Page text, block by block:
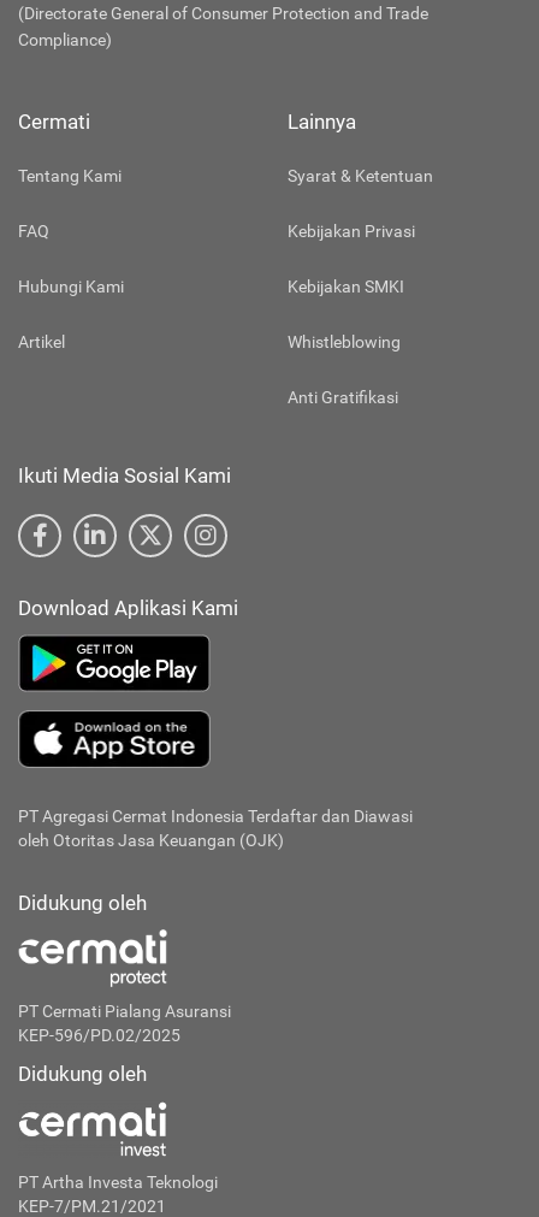
(Directorate General of Consumer Protection and Trade
Compliance)
Cermati
Tentang Kami
FAQ
Hubungi Kami
Artikel
Lainnya
Syarat & Ketentuan
Kebijakan Privasi
Kebijakan SMKI
Whistleblowing
Anti Gratifikasi
Ikuti Media Sosial Kami
Download Aplikasi Kami
PT Agregasi Cermat Indonesia Terdaftar dan Diawasi
oleh Otoritas Jasa Keuangan (OJK)
Didukung oleh
PT Cermati Pialang Asuransi
KEP-596/PD.02/2025
Didukung oleh
PT Artha Investa Teknologi
KEP-7/PM.21/2021